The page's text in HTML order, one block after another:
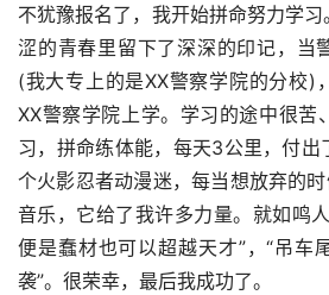
不犹豫报名了，我开始拼命努力学
涩的青春里留下了深深的印记，当
(我大专上的是XX警察学院的分校)
XX警察学院上学。学习的途中很苦
习，拼命练体能，每天3公里，付出
个火影忍者动漫迷，每当想放弃的
音乐，它给了我许多力量。就如鸣
便是蠢材也可以超越天才”，“吊车
袭”。很荣幸，最后我成功了。